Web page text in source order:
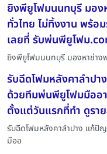
ยิงพียูโฟมนนทบุรี มอง
ทั่วไทย ไม่ทิ้งงาน พร้อ
เลยที่ รับพ่นพียูโฟม
ยิงพียูโฟมนนทบุรี มองหาช่าง
รับฉีดโฟมหลังคาลำปา
ด้วยทีมพ่นพียูโฟมมืออ
ตั้งแต่วันแรกที่ทำ ดูรา
รับฉีดโฟมหลังคาลำปาง แก้ปั
มืออ